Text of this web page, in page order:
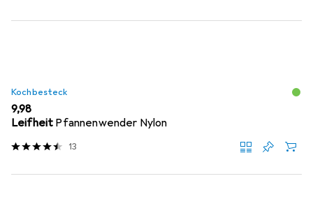
Kochbesteck
EUR
9,98
Leifheit Pfannenwender Nylon
13